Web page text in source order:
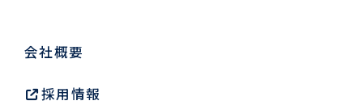
会社概要
採用情報